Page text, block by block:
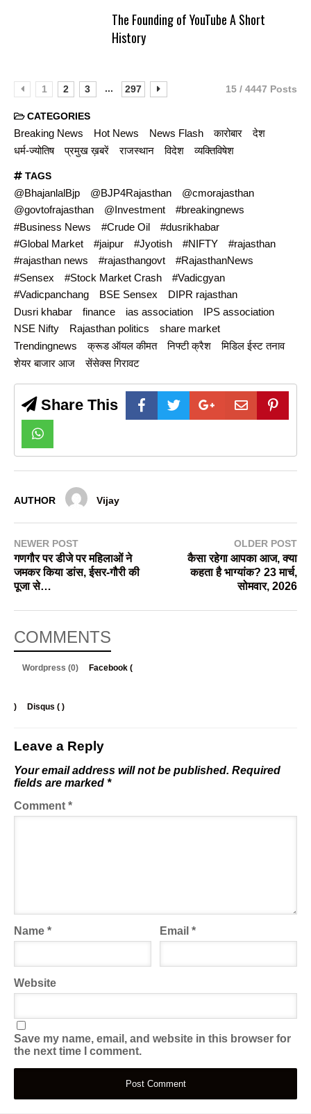
The Founding of YouTube A Short
History
1 2 3 ... 297 15 / 4447 Posts
CATEGORIES
Breaking News Hot News News Flash कारोबार
देश
धर्म-ज्योतिष
प्रमुख ख़बरें राजस्थान विदेश व्यक्तिविषेश
TAGS
@BhajanlalBjp @BJP4Rajasthan
@cmorajasthan
@govtofrajasthan
@Investment
#breakingnews
#Business News
#Crude Oil
#dusrikhabar
#Global Market
#jaipur #Jyotish #NIFTY
#rajasthan
#rajasthan news
#rajasthangovt
#RajasthanNews
#Sensex
#Stock Market Crash
#Vadicgyan
#Vadicpanchang
BSE Sensex
DIPR rajasthan
Dusri khabar
finance ias association
IPS association
NSE Nifty
Rajasthan politics
share market
Trendingnews
क्रूड ऑयल कीमत निफ्टी क्रैश
मिडिल ईस्ट तनाव
शेयर बाजार आज
सेंसेक्स गिरावट
Share This
AUTHOR Vijay
NEWER POST
गणगौर पर डीजे पर महिलाओं ने
जमकर किया डांस, ईसर-गौरी की
पूजा से…
OLDER POST
कैसा रहेगा आपका आज, क्या
कहता है भाग्यांक? 23 मार्च,
सोमवार, 2026
COMMENTS
Wordpress (0) Facebook (
) Disqus ( )
Leave a Reply
Your email address will not be published. Required
fields are marked *
Comment *
Name * Email*
Website
Save my name, email, and website in this browser for
the next time I comment.